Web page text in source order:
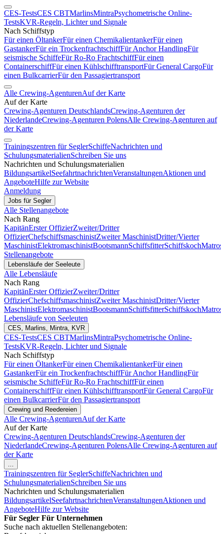
CES-TestsCES CBTMarlinsMintraPsychometrische Online-
TestsKVR-Regeln, Lichter und Signale
Nach Schiffstyp
Für einen ÖltankerFür einen ChemikalientankerFür einen
GastankerFür ein TrockenfrachtschiffFür Anchor HandlingFür
seismische SchiffeFür Ro-Ro FrachtschiffFür einen
ContainerschiffFür einen KühlschifftransportFür General CargoFür
einen BulkcarrierFür den Passagiertransport
Alle Crewing-AgenturenAuf der Karte
Auf der Karte
Crewing-Agenturen DeutschlandsCrewing-Agenturen der
NiederlandeCrewing-Agenturen PolensAlle Crewing-Agenturen auf
der Karte
Trainingszentren für SeglerSchiffeNachrichten und
SchulungsmaterialienSchreiben Sie uns
Nachrichten und Schulungsmaterialien
BildungsartikelSeefahrtnachrichtenVeranstaltungenAktionen und
AngeboteHilfe zur Website
Anmeldung
Jobs für Segler
Alle Stellenangebote
Nach Rang
KapitänErster OffizierZweiter/Dritter
OffizierChefschiffsmaschinistZweiter MaschinistDritter/Vierter
MaschinistElektromaschinistBootsmannSchiffsfitterSchiffskoch
Stellenangebote
Lebensläufe der Seeleute
Alle Lebensläufe
Nach Rang
KapitänErster OffizierZweiter/Dritter
OffizierChefschiffsmaschinistZweiter MaschinistDritter/Vierter
MaschinistElektromaschinistBootsmannSchiffsfitterSchiffskoch
Lebensläufe von Seeleuten
CES, Marlins, Mintra, KVR
CES-TestsCES CBTMarlinsMintraPsychometrische Online-
TestsKVR-Regeln, Lichter und Signale
Nach Schiffstyp
Für einen ÖltankerFür einen ChemikalientankerFür einen
GastankerFür ein TrockenfrachtschiffFür Anchor HandlingFür
seismische SchiffeFür Ro-Ro FrachtschiffFür einen
ContainerschiffFür einen KühlschifftransportFür General CargoFür
einen BulkcarrierFür den Passagiertransport
Crewing und Reedereien
Alle Crewing-AgenturenAuf der Karte
Auf der Karte
Crewing-Agenturen DeutschlandsCrewing-Agenturen der
NiederlandeCrewing-Agenturen PolensAlle Crewing-Agenturen auf
der Karte
...
Trainingszentren für SeglerSchiffeNachrichten und
SchulungsmaterialienSchreiben Sie uns
Nachrichten und Schulungsmaterialien
BildungsartikelSeefahrtnachrichtenVeranstaltungenAktionen und
AngeboteHilfe zur Website
Für Segler Für Unternehmen
Suche nach aktuellen Stellenangeboten: